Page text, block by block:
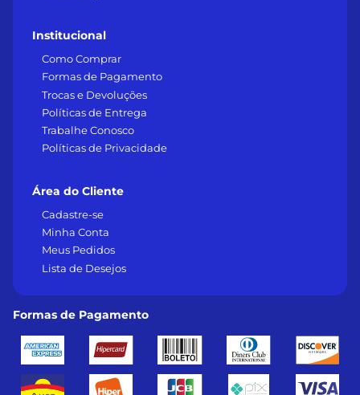
Institucional
Como Comprar
Formas de Pagamento
Trocas e Devoluções
Políticas de Entrega
Trabalhe Conosco
Políticas de Privacidade
Área do Cliente
Cadastre-se
Minha Conta
Meus Pedidos
Lista de Desejos
Formas de Pagamento